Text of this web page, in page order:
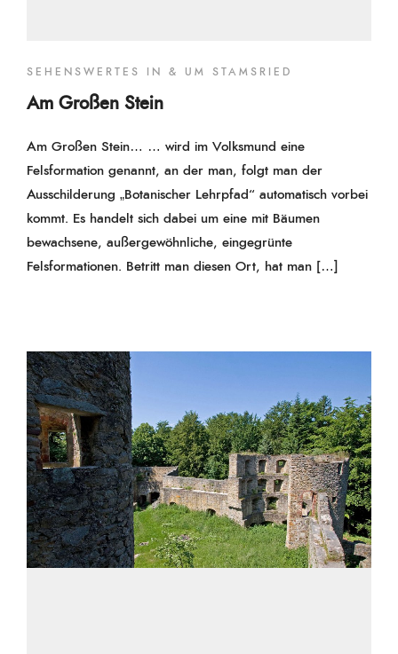
SEHENSWERTES IN & UM STAMSRIED
Am Großen Stein
Am Großen Stein… … wird im Volksmund eine
Felsformation genannt, an der man, folgt man der
Ausschilderung „Botanischer Lehrpfad“ automatisch vorbei
kommt. Es handelt sich dabei um eine mit Bäumen
bewachsene, außergewöhnliche, eingegrünte
Felsformationen. Betritt man diesen Ort, hat man […]